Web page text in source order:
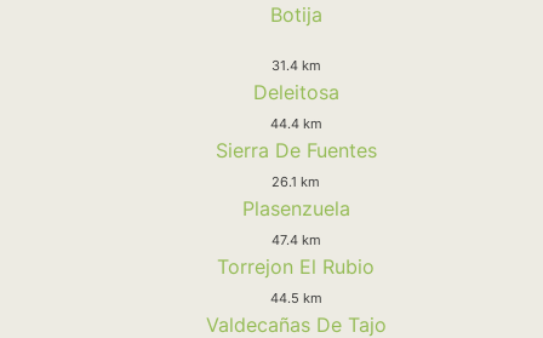
Botija
31.4 km
Deleitosa
44.4 km
Sierra De Fuentes
26.1 km
Plasenzuela
47.4 km
Torrejon El Rubio
44.5 km
Valdecañas De Tajo